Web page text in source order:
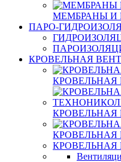
МЕМБРАНЫ И
ПАРО-
КРОВЕЛЬНАЯ
КРОВЕЛЬНАЯ
КРОВЕЛЬНАЯ
КРОВЕЛЬНАЯ